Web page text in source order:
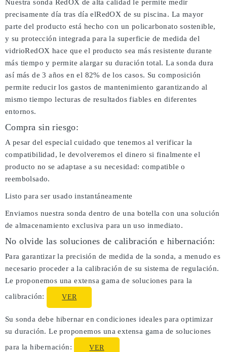
Nuestra sonda RedOX de alta calidad le permite medir
precisamente día tras día elRedOX de su piscina. La mayor
parte del producto está hecho con un policarbonato sostenible,
y su protección integrada para la superficie de medida del
vidrioRedOX hace que el producto sea más resistente durante
más tiempo y permite alargar su duración total. La sonda dura
así más de 3 años en el 82% de los casos. Su composición
permite reducir los gastos de mantenimiento garantizando al
mismo tiempo lecturas de resultados fiables en diferentes
entornos.
Compra sin riesgo:
A pesar del especial cuidado que tenemos al verificar la
compatibilidad, le devolveremos el dinero si finalmente el
producto no se adaptase a su necesidad: compatible o
reembolsado.
Listo para ser usado instantáneamente
Enviamos nuestra sonda dentro de una botella con una solución
de almacenamiento exclusiva para un uso inmediato.
No olvide las soluciones de calibración e hibernación:
Para garantizar la precisión de medida de la sonda, a menudo es
necesario proceder a la calibración de su sistema de regulación.
Le proponemos una extensa gama de soluciones para la
calibración:
VER
Su sonda debe hibernar en condiciones ideales para optimizar
su duración. Le proponemos una extensa gama de soluciones
para la hibernación:
VER